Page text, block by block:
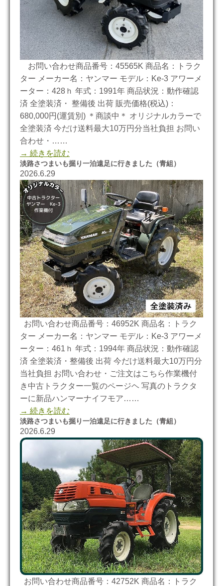
お問い合わせ商品番号：45565K 商品名：トラク
ター メーカー名：ヤンマー モデル：Ke-3 アワーメ
ーター：428ｈ 年式：1991年 商品状況：動作確認
済 全塗装済・ 整備後 出荷 販売価格(税込)：
680,000円(運賃別) ＊商談中＊ オリジナルカラーで
全塗装済 今だけ送料最大10万円分当社負担 お問い
合わせ・……
→ 続きを読む
淡路さつまいも掘り一泊遠足に行きました（青組）
2026.6.29
お問い合わせ商品番号：46952K 商品名：トラク
ター メーカー名：ヤンマー モデル：Ke-3 アワーメ
ーター：461ｈ 年式：1994年 商品状況：動作確認
済 全塗装済・整備後 出荷 今だけ送料最大10万円分
当社負担 お問い合わせ・ご注文はこちら作業機付
き中古トラクター一覧のページヘ 写真のトラクタ
ーに新品ハンマーナイフモア……
→ 続きを読む
淡路さつまいも掘り一泊遠足に行きました（青組）
2026.6.29
お問い合わせ商品番号：42752K 商品名：トラク